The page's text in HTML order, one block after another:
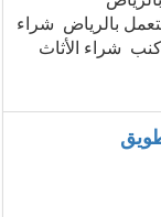
بالرياض شراء
شراء الأثاث